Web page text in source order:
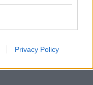
Privacy Policy
kilenc különböző
így senki nem tett